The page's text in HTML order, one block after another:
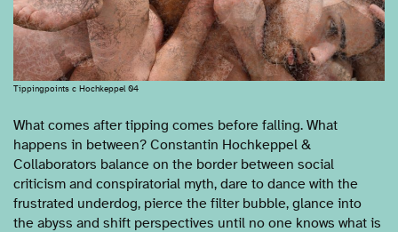
Tippingpoints c Hochkeppel 04
What comes after tipping comes before falling. What
happens in between? Constantin Hochkeppel &
Collaborators balance on the border between social
criticism and conspiratorial myth, dare to dance with the
frustrated underdog, pierce the filter bubble, glance into
the abyss and shift perspectives until no one knows what is